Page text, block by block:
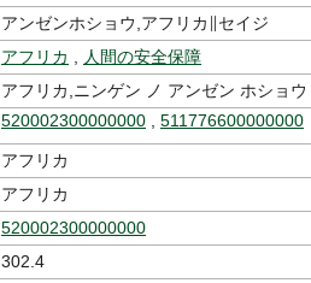
アンゼンホショウ,アフリカ∥セイジ
アフリカ
人間の安全保障
アフリカ,ニンゲン ノ アンゼン ホショウ
520002300000000 511776600000000
アフリカ
アフリカ
520002300000000
302.4